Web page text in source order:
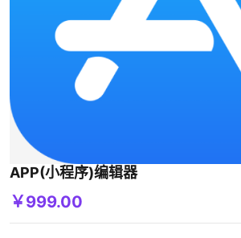
APP(小程序)编辑器
￥999.00